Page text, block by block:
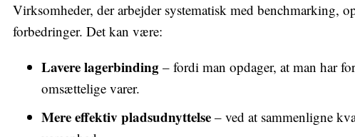
Virksomheder, der arbejder systematisk med benchmarking,
forbedringer. Det kan være:
Lavere lagerbinding – fordi man opdager, at man har
omsættelige varer.
Mere effektiv pladsudnyttelse – ved at sammenligne